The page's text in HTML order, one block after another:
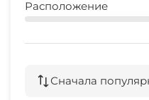
Расположение
Сначала